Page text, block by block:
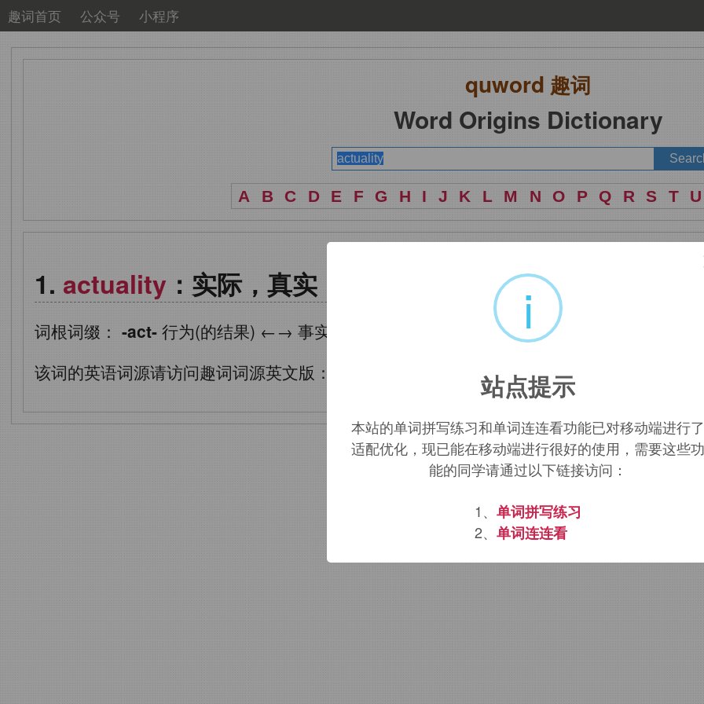
趣词首页 公众号 小程序
quword 趣词
Word Origins Dictionary
A B C D E F G H I J K L M N O P Q R S T U
actuality ：实际，真实
词根词缀： -act- 行为(的结果) ←→ 事实 -ity名词词尾
该词的英语词源请访问趣词词源英文版：
actuality 含义。
i
站点提示
本站的单词拼写练习和单词连连看功能已对移动端进行了
适配优化，现已能在移动端进行很好的使用，需要这些功
能的同学请通过以下链接访问：
1、 单词拼写练习
2、 单词连连看